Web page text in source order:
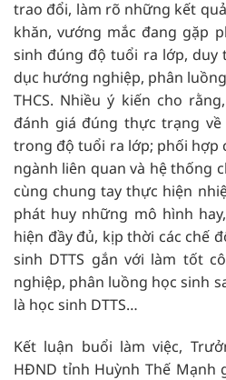
trao đổi, làm rõ những kết
khăn, vướng mắc đang gặp
sinh đúng độ tuổi ra lớp, duy
dục hướng nghiệp, phân
THCS. Nhiều ý kiến cho
đánh giá đúng thực trạng
trong độ tuổi ra lớp; phối hợp
ngành liên quan và hệ thống
cùng chung tay thực hiện
phát huy những mô hình
hiện đầy đủ, kịp thời các chế
sinh DTTS gắn với làm tốt
nghiệp, phân luồng học sinh
là học sinh DTTS…
Kết luận buổi làm việc,
HĐND tỉnh Huỳnh Thế Mạnh